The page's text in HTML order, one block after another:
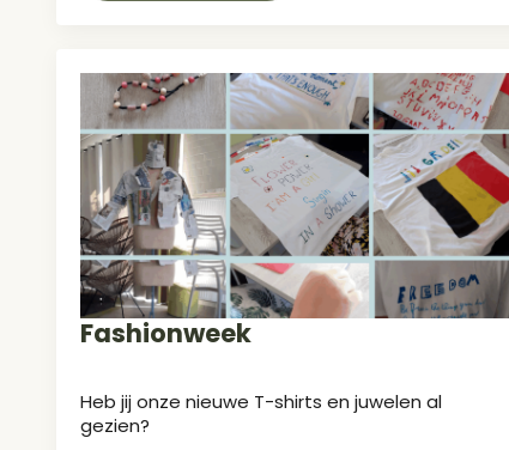
Fashionweek
Heb jij onze nieuwe T-shirts en juwelen al
gezien?